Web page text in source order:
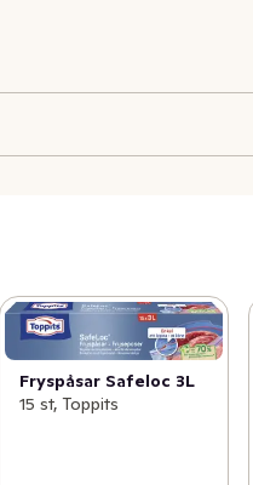
Fryspåsar Safeloc 3L
15 st, Toppits